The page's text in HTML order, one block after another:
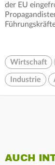
der EU
Wirtschaft
Industrie
AUCH